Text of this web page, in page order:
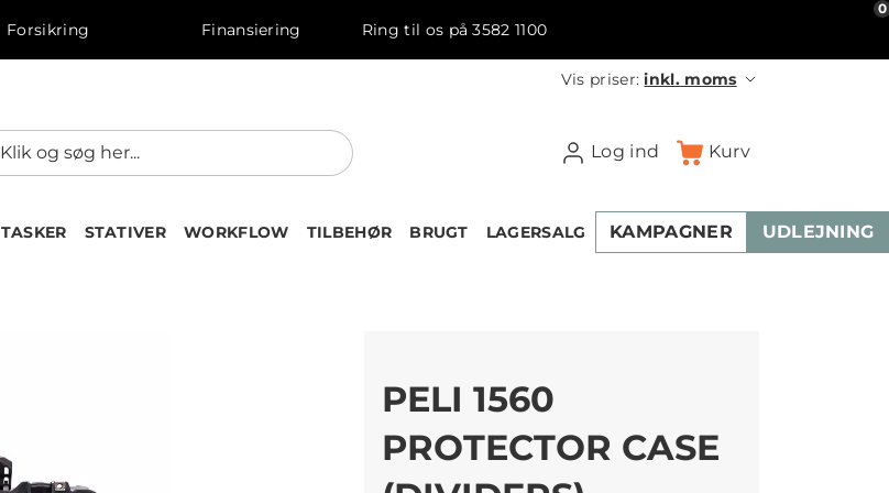
Forsikring Finansiering Ring til os på 3582 1100
Vis priser:inkl. moms
Log ind Kurv
0
TASKER STATIVER WORKFLOW TILBEHØR BRUGT LAGERSALG KAMPAGNER UDLEJNING
PELI 1560
PROTECTOR CASE